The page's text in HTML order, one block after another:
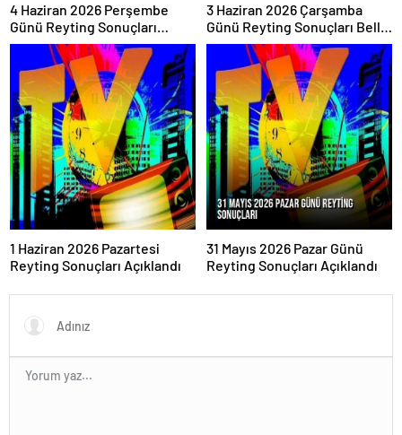
4 Haziran 2026 Perşembe
Günü Reyting Sonuçları
Açıklandı
3 Haziran 2026 Çarşamba
Günü Reyting Sonuçları Belli
Oldu
1 Haziran 2026 Pazartesi
Reyting Sonuçları Açıklandı
31 Mayıs 2026 Pazar Günü
Reyting Sonuçları Açıklandı